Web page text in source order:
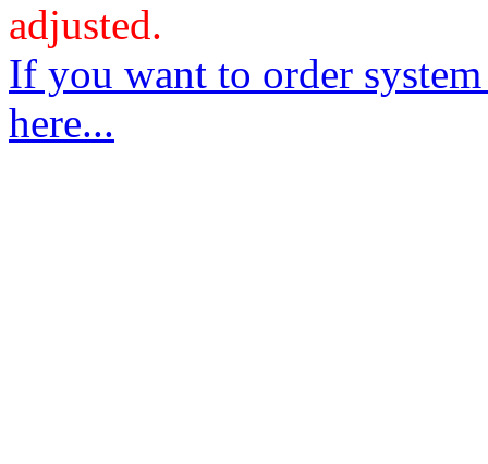
adjusted.
If you want to order
here...